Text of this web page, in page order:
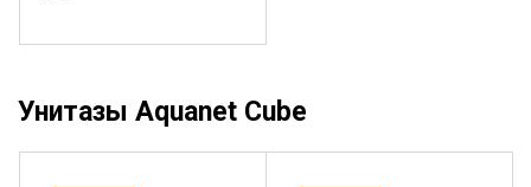
Унитазы Aquanet Cube